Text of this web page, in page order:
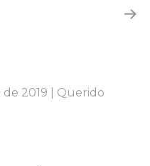
2019 | Querido